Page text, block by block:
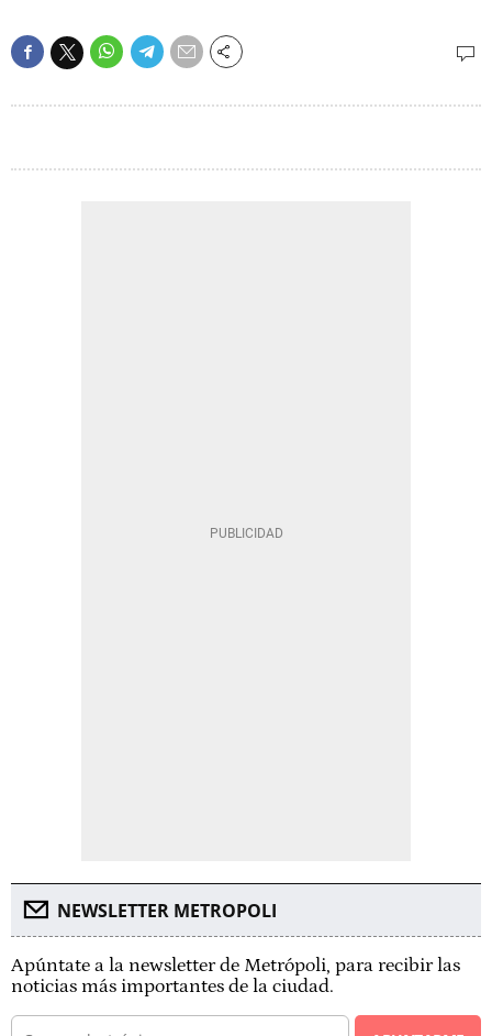
NEWSLETTER METROPOLI
Apúntate a la newsletter de Metrópoli, para recibir las
noticias más importantes de la ciudad.